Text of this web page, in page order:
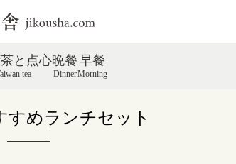
と点心
tea
晩餐
Dinner
早餐
Morning
すめランチセット